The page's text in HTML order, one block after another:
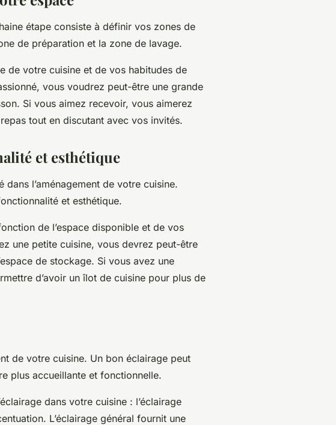
étape consiste à définir vos zones de
de préparation et la zone de lavage.
de votre cuisine et de vos habitudes de
vous voudrez peut-être une grande
Si vous aimez recevoir, vous aimerez
tout en discutant avec vos invités.
et esthétique
l’aménagement de votre cuisine.
et esthétique.
de l’espace disponible et de vos
une petite cuisine, vous devrez peut-être
de stockage. Si vous avez une
d’avoir un îlot de cuisine pour plus de
de votre cuisine. Un bon éclairage peut
plus accueillante et fonctionnelle.
dans votre cuisine : l’éclairage
L’éclairage général fournit une